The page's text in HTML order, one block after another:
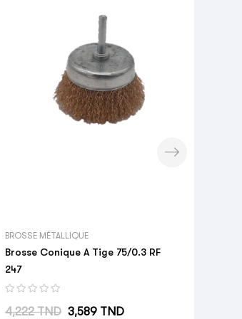
BROSSE MÉTALLIQUE
Brosse Conique A Tige 75/0.3 RF
247
Prix habituel
4,222 TND Prix
3,589 TND